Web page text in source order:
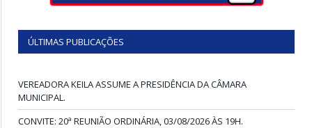
ÚLTIMAS PUBLICAÇÕES
VEREADORA KEILA ASSUME A PRESIDÊNCIA DA CÂMARA
MUNICIPAL.
CONVITE: 20ª REUNIÃO ORDINÁRIA, 03/08/2026 ÀS 19H.